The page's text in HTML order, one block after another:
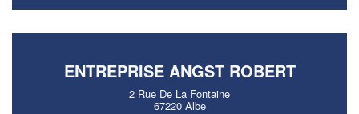
ENTREPRISE ANGST ROBERT
2 Rue De La Fontaine
67220 Albe